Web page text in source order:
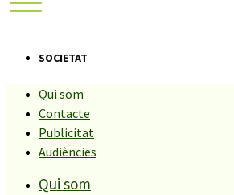
Qui som
Contacte
Publicitat
Audiències
Qui som
SOCIETAT
Dos
la Costa Brava